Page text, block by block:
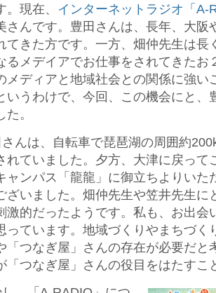
現在、
インターネットラジオ「A-
さんです。豊田さんは、長年、大阪
てきた方です。一方、畑仲先生は長
るメデイアでお仕事をされてきたお
メディアと地域社会との関係に強い
いうわけで、今回、この機会にと、
。
んは、自転車で琵琶湖の周囲約
れていました。夕方、大津に戻って
ャンパス「龍龍」に御立ちよりいた
ざいました。畑仲先生や笠井先生に
激的だったようです。私も、お出会
っています。地域づくりやまちづく
「つなぎ屋」さんの存在が必要だと
「つなぎ屋」さんの役目をはたすこ